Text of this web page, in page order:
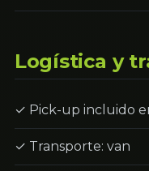
Logística y
✓ Pick-up incluido
✓ Transporte: van